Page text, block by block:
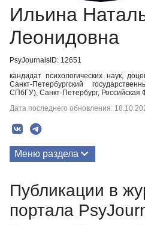
Ильина
Леонидовна
PsyJournalsID: 12651
кандидат психологических наук,
Санкт-Петербургский
СПбГУ), Санкт-Петербург, Российская
Дата последнего обновления:
Меню раздела
Медиа-материалы
Публикации в
портала